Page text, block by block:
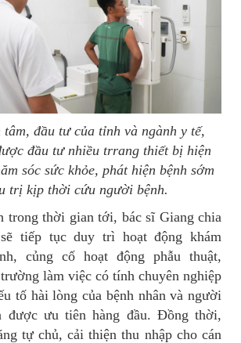
tâm, đầu tư của tỉnh và ngành y tế,
đầu tư nhiều trrang thiết bị hiện
sóc sức khỏe, phát hiện bệnh sớm
trị kịp thời cứu người bệnh.
trong thời gian tới, bác sĩ Giang chia
tiếp tục duy trì hoạt động khám
củng cố hoạt động phẫu thuật,
làm việc có tính chuyên nghiệp
tố hài lòng của bệnh nhân và người
được ưu tiên hàng đầu. Đồng thời,
tự chủ, cải thiện thu nhập cho cán